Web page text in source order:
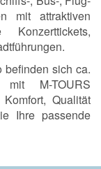
mit attraktiven
befinden sich ca.
M-TOURS
Qualität
Ihre passende